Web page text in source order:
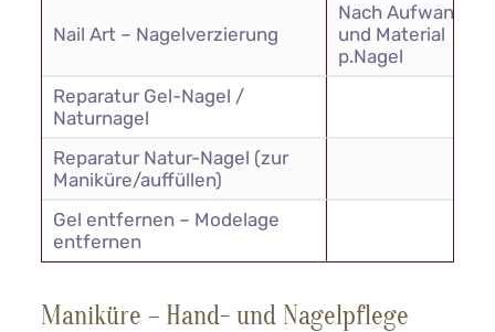
Nail Art – Nagelverzierung
Nach Aufwand
und Material
p.Nagel
Reparatur Gel-Nagel /
Naturnagel
Reparatur Natur-Nagel (zur
Maniküre/auffüllen)
Gel entfernen – Modelage
entfernen
Maniküre – Hand- und Nagelpflege